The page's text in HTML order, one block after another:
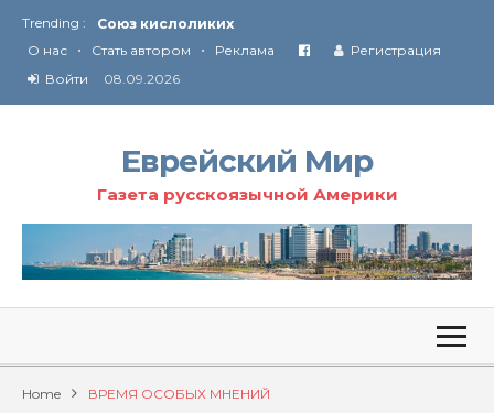
Trending :
Соглашение США с Ираном
Технология Революции в Иране
О нас • Стать автором • Реклама
Регистрация
Войти
08.09.2026
Еврейский Мир
Газета русскоязычной Америки
Home ВРЕМЯ ОСОБЫХ МНЕНИЙ